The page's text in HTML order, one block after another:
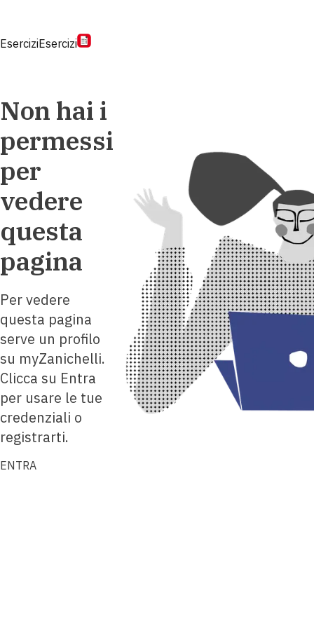
EserciziEsercizi
Non hai i
permessi
per
vedere
questa
pagina
Per vedere
questa pagina
serve un profilo
su myZanichelli.
Clicca su Entra
per usare le tue
credenziali o
registrarti.
ENTRA